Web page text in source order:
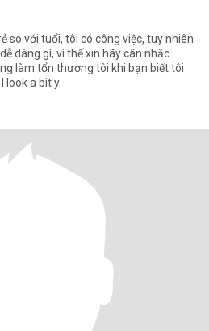
so với tuổi, tôi có công việc, tuy nhiên
dàng gì, vì thế xin hãy cân nhắc
làm tổn thương tôi khi bạn biết tôi
look a bit y